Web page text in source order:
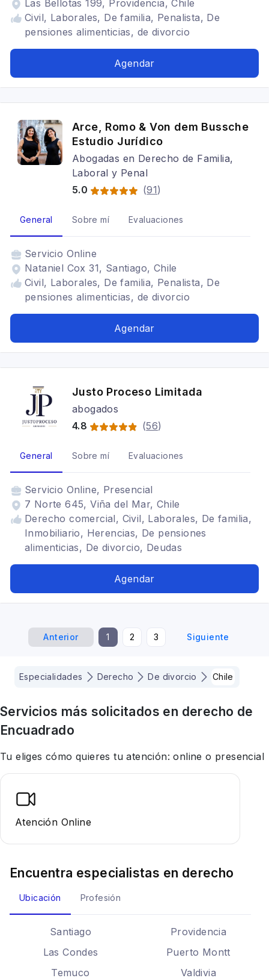
Las Bellotas 199, Providencia, Chile
Civil, Laborales, De familia, Penalista, De
pensiones alimenticias, de divorcio
Agendar
Arce, Romo & Von dem Bussche
Estudio Jurídico
Abogadas en Derecho de Familia,
Laboral y Penal
5.0
(91)
General Sobre mí Evaluaciones
Servicio Online
Nataniel Cox 31, Santiago, Chile
Civil, Laborales, De familia, Penalista, De
pensiones alimenticias, de divorcio
Agendar
Justo Proceso Limitada
abogados
4.8
(56)
General Sobre mí Evaluaciones
Servicio Online, Presencial
7 Norte 645, Viña del Mar, Chile
Derecho comercial, Civil, Laborales, De familia,
Inmobiliario, Herencias, De pensiones
alimenticias, De divorcio, Deudas
Agendar
Anterior 1 2 3 Siguiente
Especialidades Derecho De divorcio Chile
Servicios más solicitados en derecho de
Encuadrado
Tu eliges cómo quieres tu atención: online o presencial
Atención Online
Encuentra especialistas en derecho
Ubicación Profesión
Santiago
Providencia
Las Condes
Puerto Montt
Temuco
Valdivia